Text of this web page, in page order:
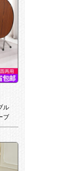
ト
ル
ブ
ブ
い
径